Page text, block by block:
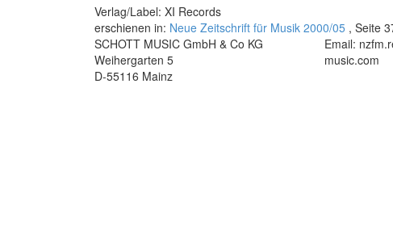
Verlag/Label: XI Records
erschienen in: Neue Zeitschrift für Musik 2000/05 , Seite
SCHOTT MUSIC GmbH & Co KG
Weihergarten 5
D-55116 Mainz
Email:
music.com